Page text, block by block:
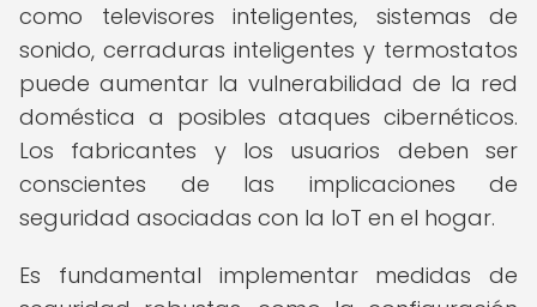
como televisores inteligentes, sistemas de
sonido, cerraduras inteligentes y termostatos
puede aumentar la vulnerabilidad de la red
doméstica a posibles ataques cibernéticos.
Los fabricantes y los usuarios deben ser
conscientes de las implicaciones de
seguridad asociadas con la IoT en el hogar.
Es fundamental implementar medidas de